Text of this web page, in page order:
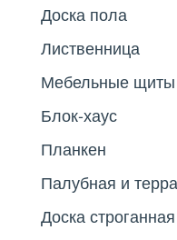
Доска пола
Лиственница
Мебельные щиты
Блок-хаус
Планкен
Палубная и
Доска строганная